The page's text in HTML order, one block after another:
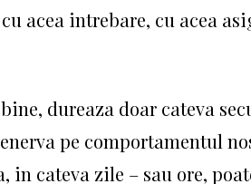
acea intrebare, cu acea
dureaza doar cateva
pe comportamentul
in cateva zile – sau ore,